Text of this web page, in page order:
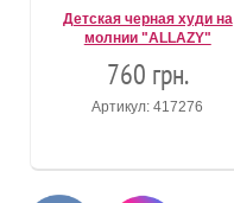
Детская черная худи на
молнии "ALLAZY"
760 грн.
Артикул: 417276